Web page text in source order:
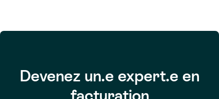
Devenez un.e expert.e en
facturation